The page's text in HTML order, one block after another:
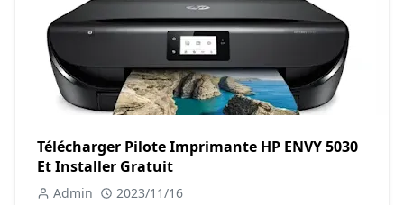
Télécharger Pilote Imprimante HP ENVY 5030
Et Installer Gratuit
Admin 2023/11/16